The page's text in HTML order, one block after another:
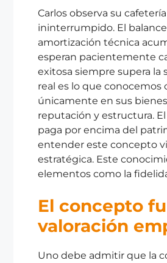
Carlos observa su
ininterrumpido. El
amortización técnica
esperan pacientemente
exitosa siempre supera la
real es lo que conocemos
únicamente en sus
reputación y estructura.
paga por encima del
entender este concepto
estratégica. Este
elementos como la
El concepto
valoración
Uno debe admitir que la